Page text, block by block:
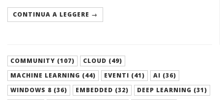
CONTINUA A LEGGERE →
COMMUNITY (107)
CLOUD (49)
MACHINE LEARNING (44)
EVENTI (41)
AI (36)
WINDOWS 8 (36)
EMBEDDED (32)
DEEP LEARNING (31)